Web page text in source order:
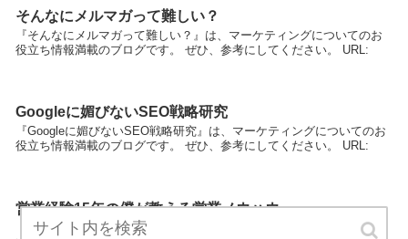
そんなにメルマガって難しい？
『そんなにメルマガって難しい？』は、マーケティングについてのお
役立ち情報満載のブログです。 ぜひ、参考にしてください。 URL:
Googleに媚びないSEO戦略研究
『Googleに媚びないSEO戦略研究』は、マーケティングについてのお
役立ち情報満載のブログです。 ぜひ、参考にしてください。 URL:
営業経験15年の僕が教える営業ノウハウ
『営業経験15年の僕が教える営業ノウハウ』は、マーケティングにつ